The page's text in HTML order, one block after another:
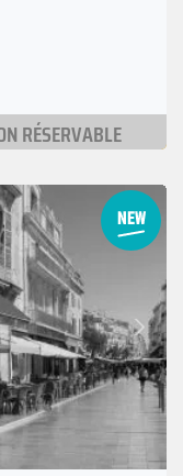
RÉSERVABLE
Suivant